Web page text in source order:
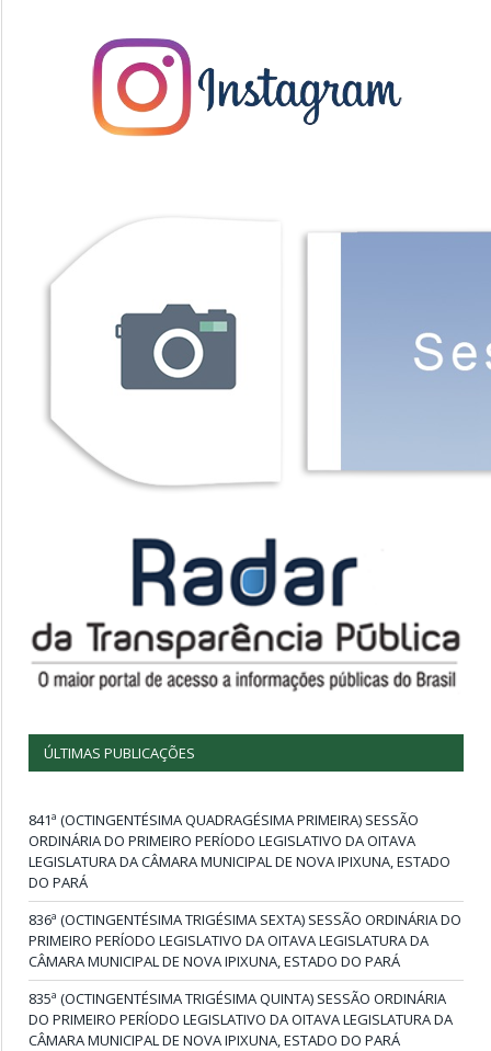
ÚLTIMAS PUBLICAÇÕES
841ª (OCTINGENTÉSIMA QUADRAGÉSIMA PRIMEIRA) SESSÃO
ORDINÁRIA DO PRIMEIRO PERÍODO LEGISLATIVO DA OITAVA
LEGISLATURA DA CÂMARA MUNICIPAL DE NOVA IPIXUNA, ESTADO
DO PARÁ
836ª (OCTINGENTÉSIMA TRIGÉSIMA SEXTA) SESSÃO ORDINÁRIA DO
PRIMEIRO PERÍODO LEGISLATIVO DA OITAVA LEGISLATURA DA
CÂMARA MUNICIPAL DE NOVA IPIXUNA, ESTADO DO PARÁ
835ª (OCTINGENTÉSIMA TRIGÉSIMA QUINTA) SESSÃO ORDINÁRIA
DO PRIMEIRO PERÍODO LEGISLATIVO DA OITAVA LEGISLATURA DA
CÂMARA MUNICIPAL DE NOVA IPIXUNA, ESTADO DO PARÁ